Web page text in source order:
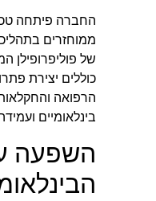
החברה פיתחה
ממוחזרים
של פוליפרופילן
כוללים יצירת
הרפואה
בינלאומיים
השפעה